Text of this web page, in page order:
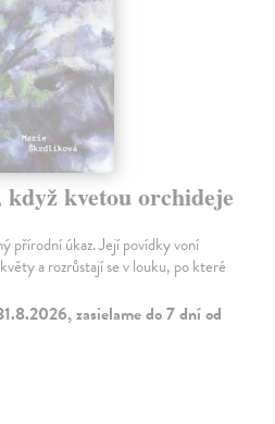
když kvetou orchideje
přírodní úkaz. Její povídky voní
a rozrůstají se v louku, po které
zasielame do 7 dní od